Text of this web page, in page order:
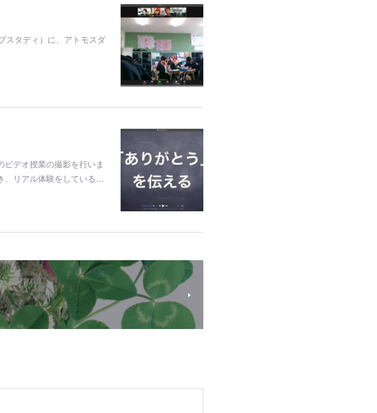
スタディ）に、アトモスダ
デオ授業の撮影を行いま
リアル体験をしている…